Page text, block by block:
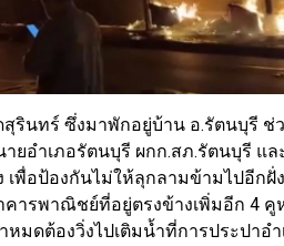
รินทร์ ซึ่งมาพักอยู่บ้าน อ.รัตนบุรี ช่
อำเภอรัตนบุรี ผกก.สภ.รัตนบุรี แล
เพื่อป้องกันไม่ให้ลุกลามข้ามไปอีกฝั่
คารพาณิชย์ที่อยู่ตรงข้างเพิ่มอีก 4
หมดต้องวิ่งไปเติมน้ำที่การประปาอ